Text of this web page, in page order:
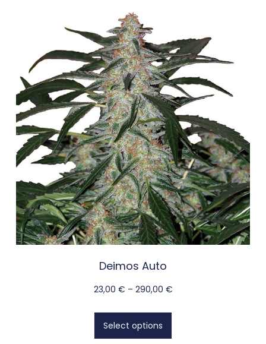
Deimos Auto
23,00 € – 290,00 €
Select options